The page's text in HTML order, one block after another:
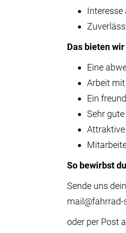
Interesse
Das bieten
Eine
Arbeit
Ein
Sehr
So bewirbst
Sende uns
oder per Post